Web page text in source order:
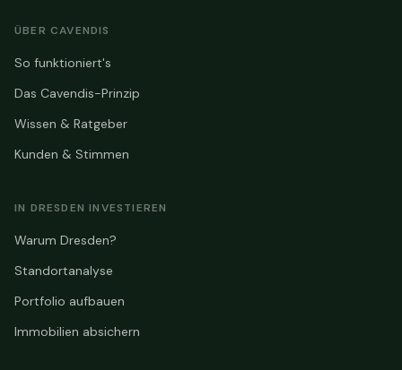
ÜBER CAVENDIS
So funktioniert's
Das Cavendis-Prinzip
Wissen & Ratgeber
Kunden & Stimmen
IN DRESDEN INVESTIEREN
Warum Dresden?
Standortanalyse
Portfolio aufbauen
Immobilien absichern